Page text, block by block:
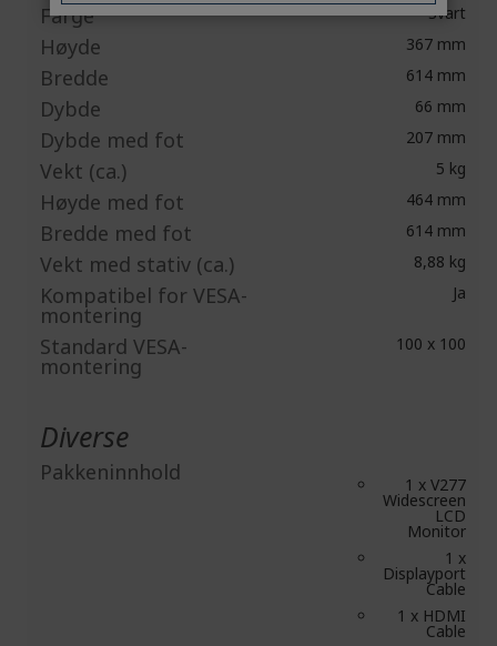
Farge Svart
Høyde 367 mm
Bredde 614 mm
Dybde 66 mm
Dybde med fot 207 mm
Vekt (ca.) 5 kg
Høyde med fot 464 mm
Bredde med fot 614 mm
Vekt med stativ (ca.) 8,88 kg
Kompatibel for VESA-
montering
Ja
Standard VESA-
montering
100 x 100
Diverse
Pakkeninnhold 1 x V277
Widescreen
LCD
Monitor
1 x
Displayport
Cable
1 x HDMI
Cable